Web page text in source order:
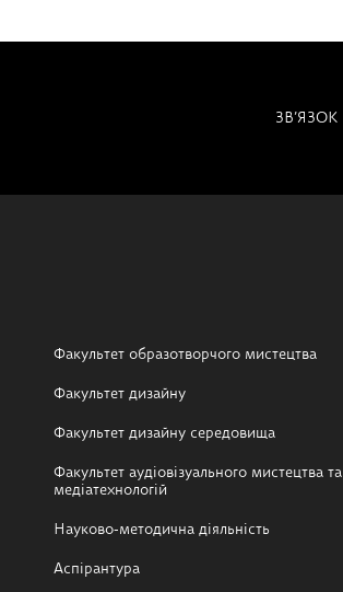
ЗВ’ЯЗОК
Факультет образотворчого мистецтва
Факультет дизайну
Факультет дизайну середовища
Факультет аудіовізуального мистецтва та
медіатехнологій
Науково-методична діяльність
Аспірантура